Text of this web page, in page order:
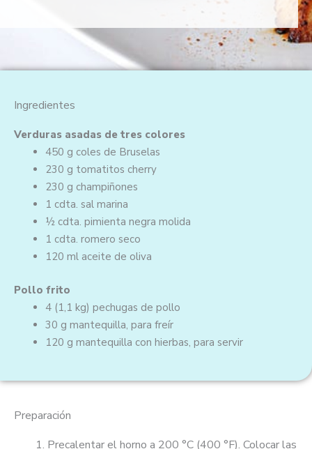
c
5
Ingredientes
Verduras asadas de tres colores
450 g coles de Bruselas
230 g tomatitos cherry
230 g champiñones
1 cdta. sal marina
½ cdta. pimienta negra molida
1 cdta. romero seco
120 ml aceite de oliva
Pollo frito
4 (1,1 kg) pechugas de pollo
30 g mantequilla, para freír
120 g mantequilla con hierbas, para servir
Preparación
Precalentar el horno a 200 °C (400 °F). Colocar las